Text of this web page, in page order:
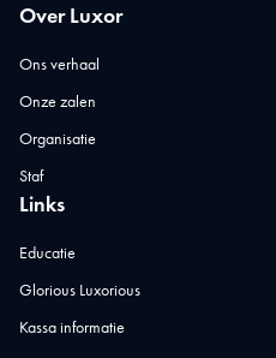
Over Luxor
Ons verhaal
Onze zalen
Organisatie
Staf
Links
Educatie
Glorious Luxorious
Kassa informatie